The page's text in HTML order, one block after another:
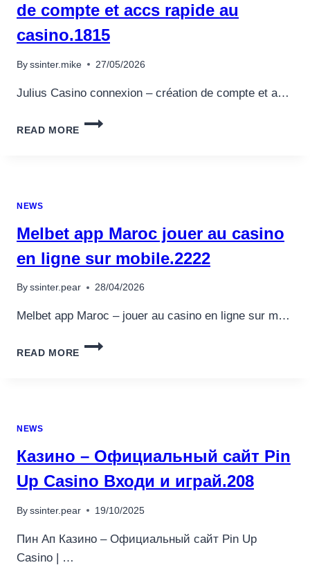
de compte et accs rapide au
casino.1815
By ssinter.mike 27/05/2026
Julius Casino connexion – création de compte et a…
READ MORE
JULIUS
RAPIDE
CASINO.1815
NEWS
Melbet app Maroc jouer au casino
en ligne sur mobile.2222
By ssinter.pear 28/04/2026
Melbet app Maroc – jouer au casino en ligne sur m…
READ MORE
MELBET
SUR
MOBILE.2222
NEWS
Казино – Официальный сайт Pin
Up Casino Входи и играй.208
By ssinter.pear 19/10/2025
Пин Ап Казино – Официальный сайт Pin Up
Casino | …